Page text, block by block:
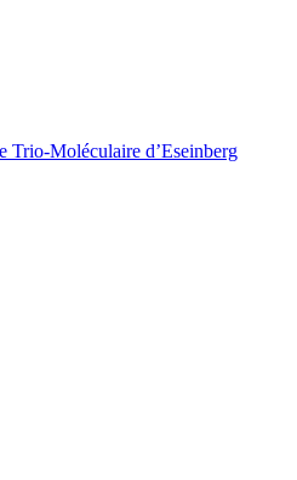
Trio-Moléculaire d’Eseinberg